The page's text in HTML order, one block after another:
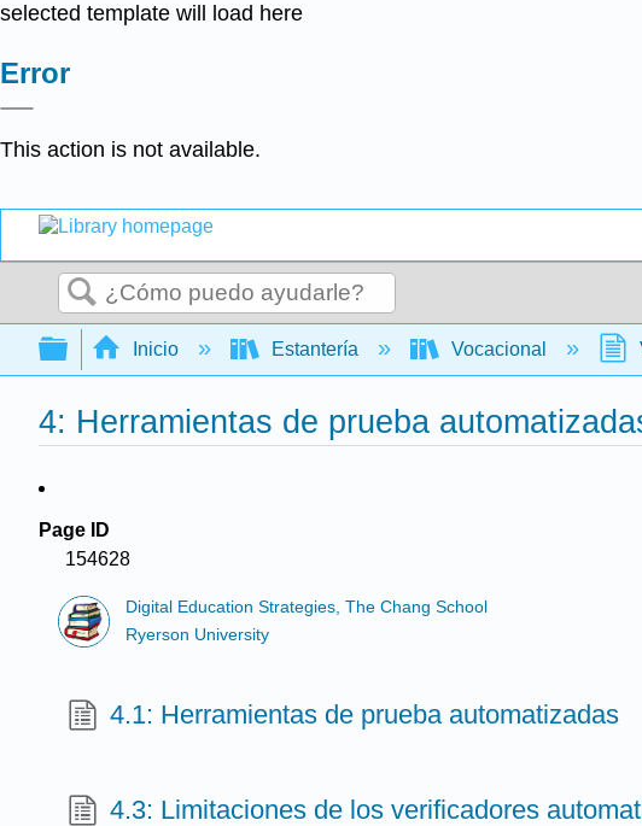
selected template will load here
Error
This action is not available.
Buscar
Expandir/contraer jerarquía global
Inicio Estantería Vocacional
4: Herramientas de prueba
Page ID
154628
Digital Education Strategies, The Chang School
Ryerson University
4.1: Herramientas de prueba automatizadas
4.3: Limitaciones de los verificadores